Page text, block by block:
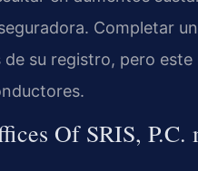
Completar
su registro, pero
Of SRIS, P.C.